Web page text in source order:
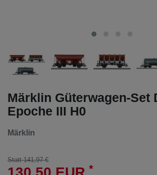
Märklin Güterwagen-Set
Epoche III H0
Märklin
Statt 141,97 €
*